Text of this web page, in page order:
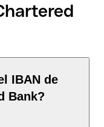
IBAN de
Bank?